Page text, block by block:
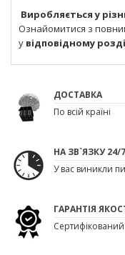
Виробляється у
Ознайомитися з
у відповідному
ДОСТАВКА
По всій країні
НА ЗВ`ЯЗКУ 24/7
У вас виникли
ГАРАНТІЯ